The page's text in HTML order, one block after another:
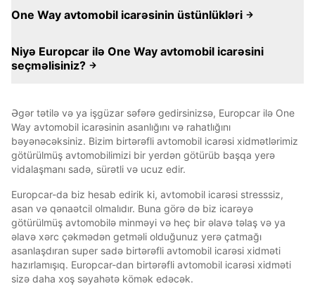
One Way avtomobil icarəsinin üstünlükləri
Niyə Europcar ilə One Way avtomobil icarəsini
seçməlisiniz?
Əgər tətilə və ya işgüzar səfərə gedirsinizsə, Europcar ilə One
Way avtomobil icarəsinin asanlığını və rahatlığını
bəyənəcəksiniz. Bizim birtərəfli avtomobil icarəsi xidmətlərimiz
götürülmüş avtomobilimizi bir yerdən götürüb başqa yerə
vidalaşmanı sadə, sürətli və ucuz edir.
Europcar-da biz hesab edirik ki, avtomobil icarəsi stresssiz,
asan və qənaətcil olmalıdır. Buna görə də biz icarəyə
götürülmüş avtomobilə minməyi və heç bir əlavə təlaş və ya
əlavə xərc çəkmədən getməli olduğunuz yerə çatmağı
asanlaşdıran super sadə birtərəfli avtomobil icarəsi xidməti
hazırlamışıq. Europcar-dan birtərəfli avtomobil icarəsi xidməti
sizə daha xoş səyahətə kömək edəcək.